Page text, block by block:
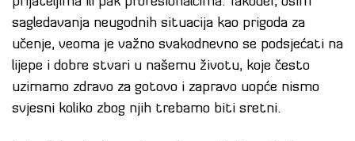
sagledavanja neugodnih situacija kao prigoda za
učenje, veoma je važno svakodnevno se podsjećati na
lijepe i dobre stvari u našemu životu, koje često
uzimamo zdravo za gotovo i zapravo uopće nismo
svjesni koliko zbog njih trebamo biti sretni.